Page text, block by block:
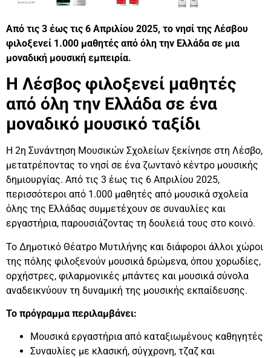
Από τις 3 έως τις 6 Απριλίου 2025, το νησί της Λέσβου
φιλοξενεί 1.000 μαθητές από όλη την Ελλάδα σε μια
μοναδική μουσική εμπειρία.
Η Λέσβος φιλοξενεί μαθητές
από όλη την Ελλάδα σε ένα
μοναδικό μουσικό ταξίδι
Η 2η Συνάντηση Μουσικών Σχολείων ξεκίνησε στη Λέσβο,
μετατρέποντας το νησί σε ένα ζωντανό κέντρο μουσικής
δημιουργίας. Από τις 3 έως τις 6 Απριλίου 2025,
περισσότεροι από 1.000 μαθητές από μουσικά σχολεία
όλης της Ελλάδας συμμετέχουν σε συναυλίες και
εργαστήρια, παρουσιάζοντας τη δουλειά τους στο κοινό.
Το Δημοτικό Θέατρο Μυτιλήνης και διάφοροι άλλοι χώροι
της πόλης φιλοξενούν μουσικά δρώμενα, όπου χορωδίες,
ορχήστρες, φιλαρμονικές μπάντες και μουσικά σύνολα
αναδεικνύουν τη δυναμική της μουσικής εκπαίδευσης.
Το πρόγραμμα περιλαμβάνει:
Μουσικά εργαστήρια από καταξιωμένους καθηγητές
Συναυλίες με κλασική, σύγχρονη, τζαζ και